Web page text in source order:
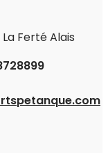
Ferté Alais